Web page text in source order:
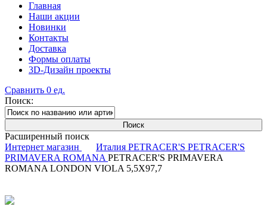
Главная
Наши акции
Новинки
Контакты
Доставка
Формы оплаты
3D-Дизайн проекты
Сравнить 0 ед.
Поиск:
Расширенный поиск
Интернет магазин
Италия PETRACER'S PETRACER'S
PRIMAVERA ROMANA PETRACER'S PRIMAVERA
ROMANA LONDON VIOLA 5,5X97,7